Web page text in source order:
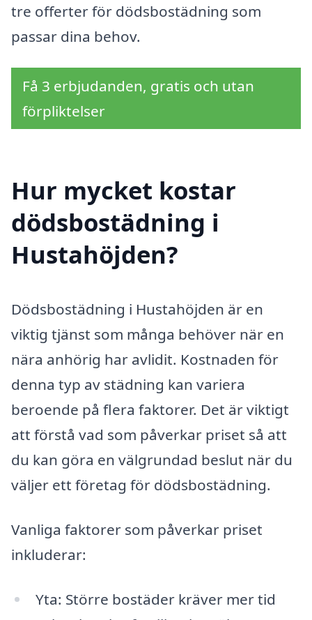
tre offerter för dödsbostädning som
passar dina behov.
Få 3 erbjudanden, gratis och utan
förpliktelser
Hur mycket kostar
dödsbostädning i
Hustahöjden?
Dödsbostädning i Hustahöjden är en
viktig tjänst som många behöver när en
nära anhörig har avlidit. Kostnaden för
denna typ av städning kan variera
beroende på flera faktorer. Det är viktigt
att förstå vad som påverkar priset så att
du kan göra en välgrundad beslut när du
väljer ett företag för dödsbostädning.
Vanliga faktorer som påverkar priset
inkluderar:
Yta: Större bostäder kräver mer tid